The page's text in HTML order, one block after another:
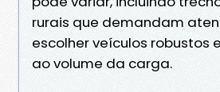
rurais que demandam
escolher veículos robustos
ao volume da carga.